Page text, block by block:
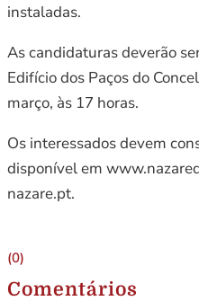
instaladas.
As candidaturas deverão
Edifício dos Paços do
março, às 17 horas.
Os interessados devem
disponível em
nazare.pt.
(0)
Comentários